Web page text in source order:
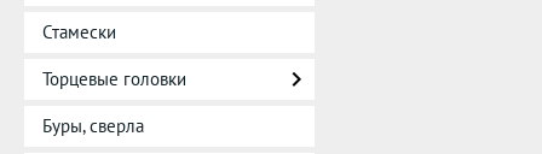
Стамески
Торцевые головки
Буры, сверла